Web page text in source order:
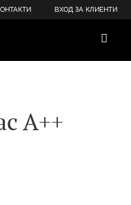
ВХОД ЗА КЛИЕНТИ
А++